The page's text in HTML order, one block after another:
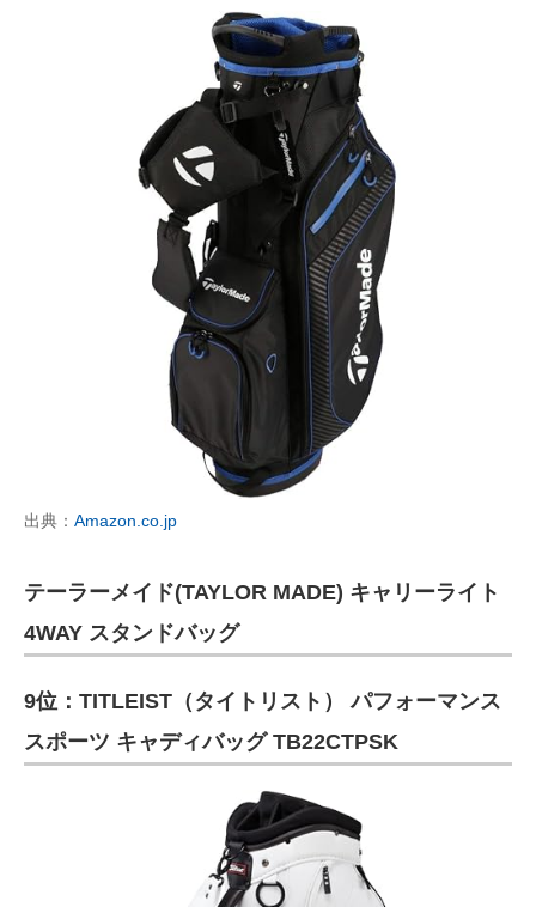
出典： Amazon.co.jp
テーラーメイド(TAYLOR MADE) キャリーライト
4WAY スタンドバッグ
9位：TITLEIST（タイトリスト） パフォーマンス
スポーツ キャディバッグ TB22CTPSK